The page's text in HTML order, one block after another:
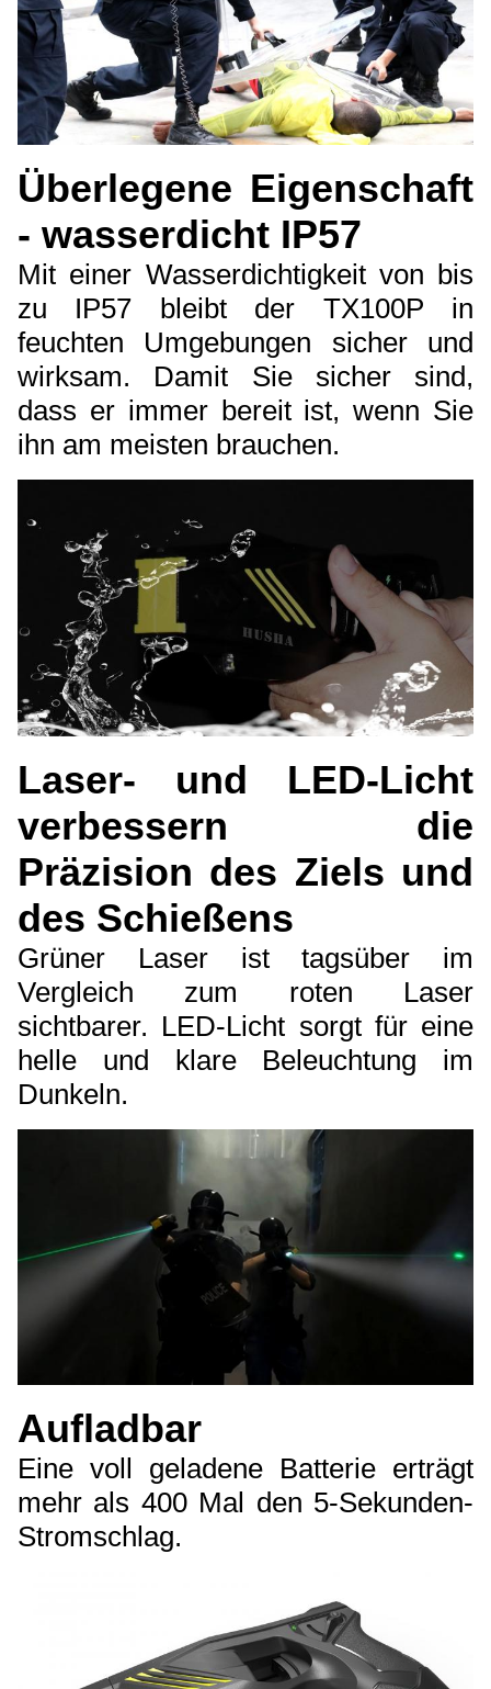
Überlegene Eigenschaft
- wasserdicht IP57
Mit einer Wasserdichtigkeit von bis
zu IP57 bleibt der TX100P in
feuchten Umgebungen sicher und
wirksam. Damit Sie sicher sind,
dass er immer bereit ist, wenn Sie
ihn am meisten brauchen.
Laser- und LED-Licht
verbessern die
Präzision des Ziels und
des Schießens
Grüner Laser ist tagsüber im
Vergleich zum roten Laser
sichtbarer. LED-Licht sorgt für eine
helle und klare Beleuchtung im
Dunkeln.
Aufladbar
Eine voll geladene Batterie erträgt
mehr als 400 Mal den 5-Sekunden-
Stromschlag.